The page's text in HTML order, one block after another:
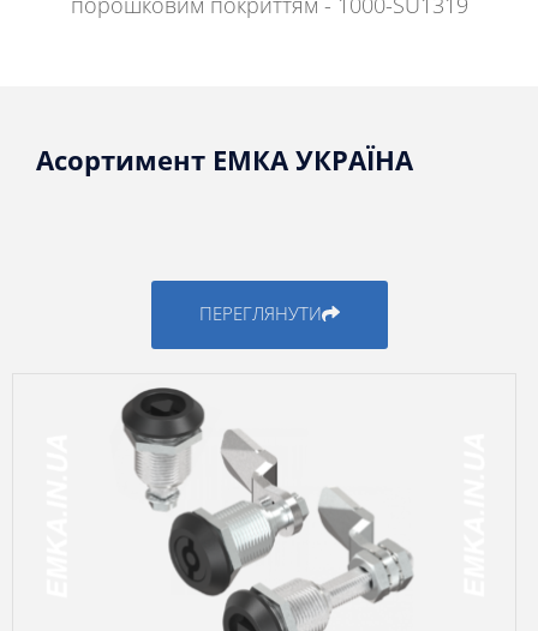
Асортимент ЕМКА УКРАЇНА
ПЕРЕГЛЯНУТИ